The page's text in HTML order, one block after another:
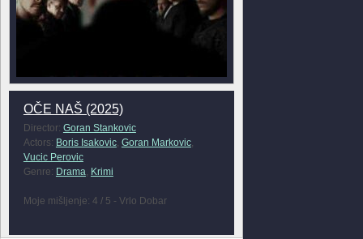
OČE NAŠ (2025)
Director: Goran Stankovic
Actors: Boris Isakovic, Goran Markovic,
Vucic Perovic
Genre: Drama, Krimi
Moje mišljenje: 4 / 5 - Vrlo Dobar